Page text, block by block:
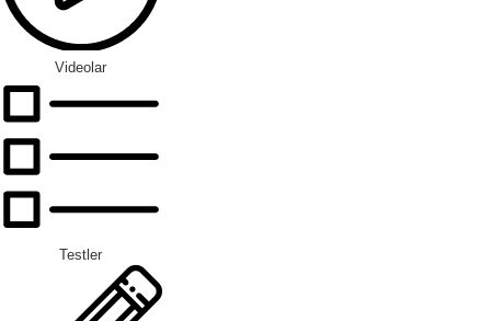
Videolar
Testler